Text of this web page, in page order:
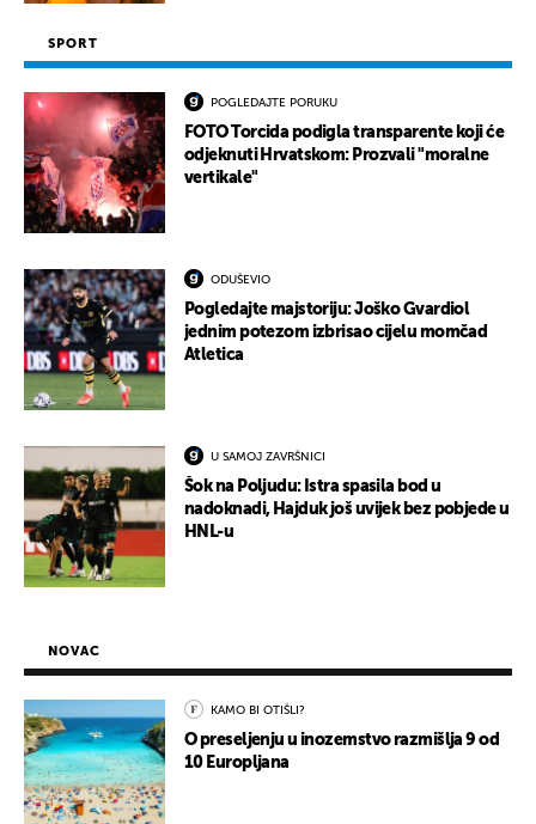
SPORT
POGLEDAJTE PORUKU
FOTO Torcida podigla transparente koji će
odjeknuti Hrvatskom: Prozvali "moralne
vertikale"
ODUŠEVIO
Pogledajte majstoriju: Joško Gvardiol
jednim potezom izbrisao cijelu momčad
Atletica
U SAMOJ ZAVRŠNICI
Šok na Poljudu: Istra spasila bod u
nadoknadi, Hajduk još uvijek bez pobjede u
HNL-u
NOVAC
KAMO BI OTIŠLI?
O preseljenju u inozemstvo razmišlja 9 od
10 Europljana